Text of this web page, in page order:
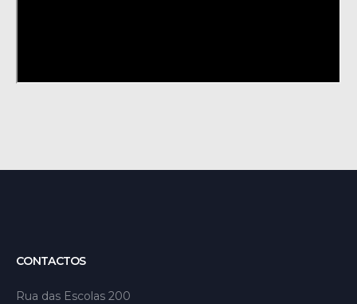
CONTACTOS
Rua das Escolas 200